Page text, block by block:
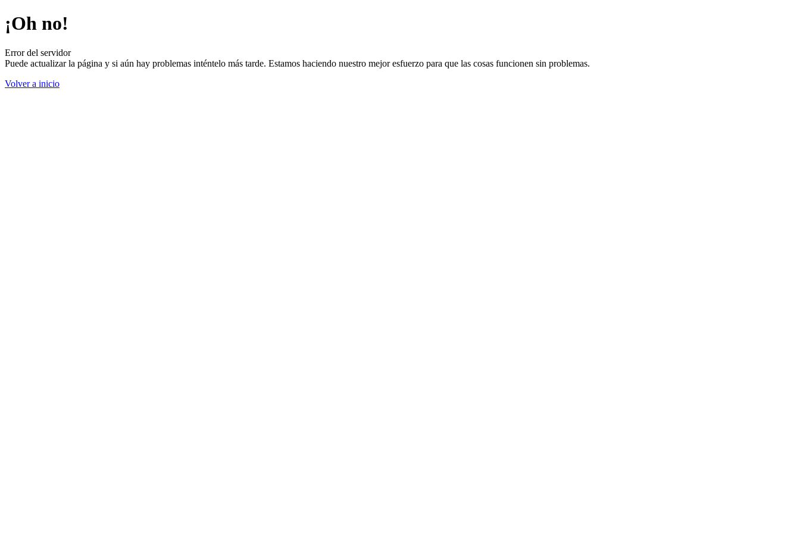
¡Oh no!
Error del servidor
Puede actualizar la página y si aún hay problemas inténtelo más tarde. Estamos haciendo nuestro mejor esfuerzo para que las cosas funcionen sin problemas.
Volver a inicio